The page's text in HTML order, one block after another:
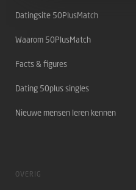
Datingsite 50PlusMatch
Waarom 50PlusMatch
Facts & figures
Dating 50plus singles
Nieuwe mensen leren kennen
OVERIG